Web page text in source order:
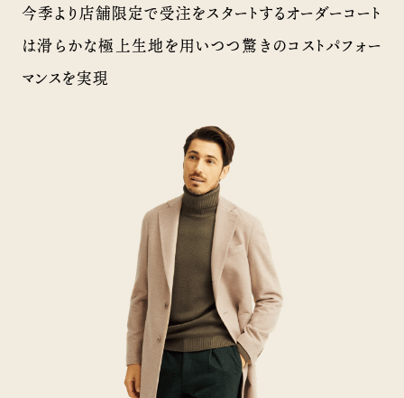
今季より店舗限定で受注をスタートするオーダーコート
は滑らかな極上生地を用いつつ驚きのコストパフォー
マンスを実現